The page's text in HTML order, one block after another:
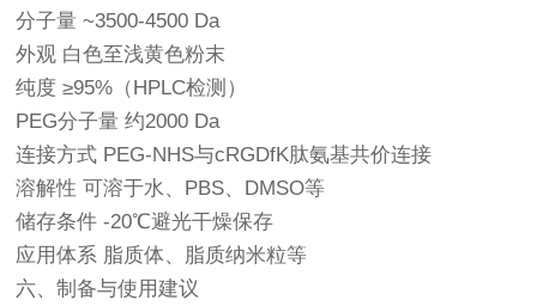
分子量 ~3500-4500 Da
外观 白色至浅黄色粉末
纯度 ≥95%（HPLC检测）
PEG分子量 约2000 Da
连接方式 PEG-NHS与cRGDfK肽氨基共价连接
溶解性 可溶于水、PBS、DMSO等
储存条件 -20℃避光干燥保存
应用体系 脂质体、脂质纳米粒等
六、制备与使用建议